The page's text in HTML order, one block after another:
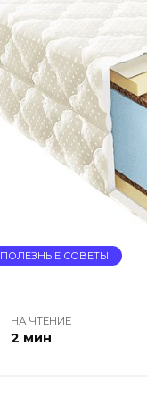
ПОЛЕЗНЫЕ СОВЕТЫ
НА ЧТЕНИЕ
2 мин